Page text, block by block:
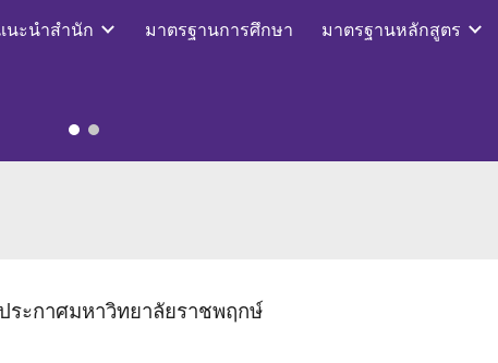
Skip to navigation
นะนำสำนัก มาตรฐานการศึกษา มาตรฐานหลักสูตร
ระกาศมหาวิทยาลัยราชพฤกษ์